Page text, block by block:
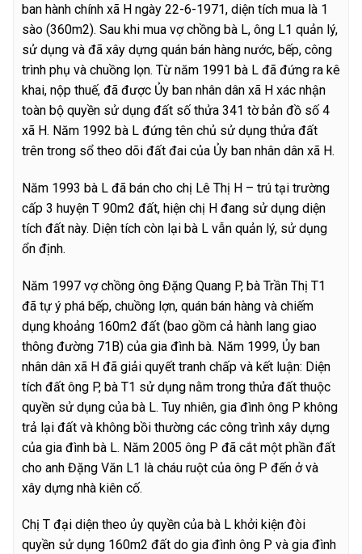
ban hành chính xã H ngày 22-6-1971, diện tích mua là 1
sào (360m2). Sau khi mua vợ chồng bà L, ông L1 quản lý,
sử dụng và đã xây dựng quán bán hàng nước, bếp, công
trình phụ và chuồng lọn. Từ năm 1991 bà L đã đứng ra kê
khai, nộp thuế, đã được Ủy ban nhân dân xã H xác nhận
toàn bộ quyền sử dụng đất số thửa 341 tờ bản đồ số 4
xã H. Năm 1992 bà L đứng tên chủ sử dụng thửa đất
trên trong sổ theo dõi đất đai của Ủy ban nhân dân xã H.
Năm 1993 bà L đã bán cho chị Lê Thị H – trú tại trường
cấp 3 huyện T 90m2 đất, hiện chị H đang sử dụng diện
tích đất này. Diện tích còn lại bà L vẫn quản lý, sử dụng
ổn định.
Năm 1997 vợ chồng ông Đặng Quang P, bà Trần Thị T1
đã tự ý phá bếp, chuồng lợn, quán bán hàng và chiếm
dụng khoảng 160m2 đất (bao gồm cả hành lang giao
thông đường 71B) của gia đình bà. Năm 1999, Ủy ban
nhân dân xã H đã giải quyết tranh chấp và kết luận: Diện
tích đất ông P, bà T1 sử dụng nằm trong thửa đất thuộc
quyền sử dụng của bà L. Tuy nhiên, gia đình ông P không
trả lại đất và không bồi thường các công trình xây dựng
của gia đình bà L. Năm 2005 ông P đã cắt một phần đất
cho anh Đặng Văn L1 là cháu ruột của ông P đến ở và
xây dựng nhà kiên cố.
Chị T đại diện theo ủy quyền của bà L khởi kiện đòi
quyền sử dụng 160m2 đất do gia đình ông P và gia đình